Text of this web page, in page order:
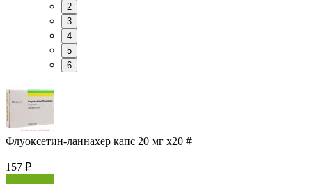
2
3
4
5
6
Флуоксетин-ланнахер капс 20 мг х20 #
157 ₽